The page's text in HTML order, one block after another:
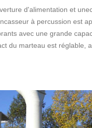
d'alimentation et
à percussion est
avec une grande
du marteau est réglable,